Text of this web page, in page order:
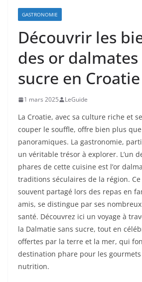
GASTRONOMIE
Découvrir les
des or dalmates
sucre en Croatie
1 mars 2025 LeGuide
La Croatie, avec sa culture riche et
couper le souffle, offre bien plus
panoramiques. La gastronomie,
un véritable trésor à explorer. L’un
phares de cette cuisine est l’or
traditions séculaires de la région.
souvent partagé lors des repas en
amis, se distingue par ses
santé. Découvrez ici un voyage à
la Dalmatie sans sucre, tout en
offertes par la terre et la mer, qui
destination phare pour les
nutrition.